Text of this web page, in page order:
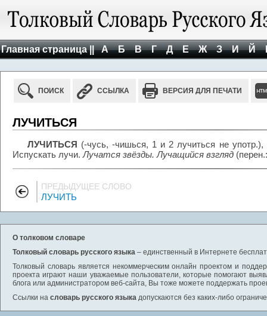
Главная страница || А Б В Г Д Е Ж З И Й
ПОИСК ССЫЛКА ВЕРСИЯ ДЛЯ ПЕЧАТИ
ЛУЧИТЬСЯ
ЛУЧИТЬСЯ (-чусь, -чишься, 1 и 2 лучиться не
Испускать лучи. Лучатся звёзды. Лучащийся взгляд
ПРЕДЫДУЩЕЕ СЛОВО
ЛУЧИТЬ
О толковом словаре
Толковый словарь русского языка – единственный в Интернете
Толковый словарь является некоммерческим онлайн проектом и
проекта играют наши уважаемые пользователи, которые помогают
блога или администратором веб-сайта, Вы тоже можете поддержать
Ссылки на словарь русского языка допускаются без каких-либо